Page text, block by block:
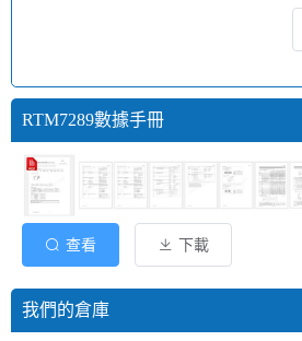
RTM7289數據手冊
查看 下載
我們的倉庫